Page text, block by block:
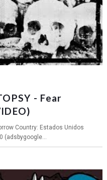
- Fear
Country: Estados Unidos
(adsbygoogle...